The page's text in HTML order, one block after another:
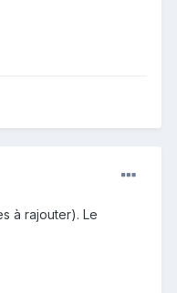
à rajouter). Le